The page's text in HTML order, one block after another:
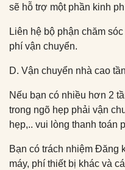
sẽ hỗ trợ một phần kinh
Liên hệ bộ phận chăm
phí vận chuyển.
D. Vận chuyển nhà cao
Nếu bạn có nhiều hơn 2
trong ngõ hẹp phải vận
hẹp,.. vui lòng thanh toán
Bạn có trách nhiệm Đăng
máy, phí thiết bị khác và